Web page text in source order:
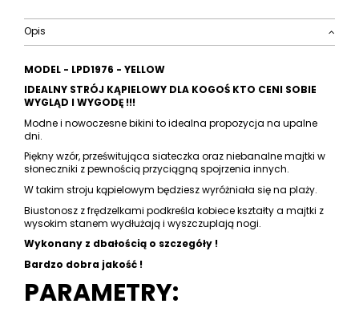
Opis
MODEL - LPD1976 - YELLOW
IDEALNY STRÓJ KĄPIELOWY DLA KOGOŚ KTO CENI SOBIE
WYGLĄD I WYGODĘ !!!
Modne i nowoczesne bikini to idealna propozycja na upalne
dni.
Piękny wzór, prześwitująca siateczka oraz niebanalne majtki w
słoneczniki z pewnością przyciągną spojrzenia innych.
W takim stroju kąpielowym będziesz wyróżniała się na plaży.
Biustonosz z frędzelkami podkreśla kobiece kształty a majtki z
wysokim stanem wydłużają i wyszczuplają nogi.
Wykonany z dbałością o szczegóły !
Bardzo dobra jakość !
PARAMETRY: